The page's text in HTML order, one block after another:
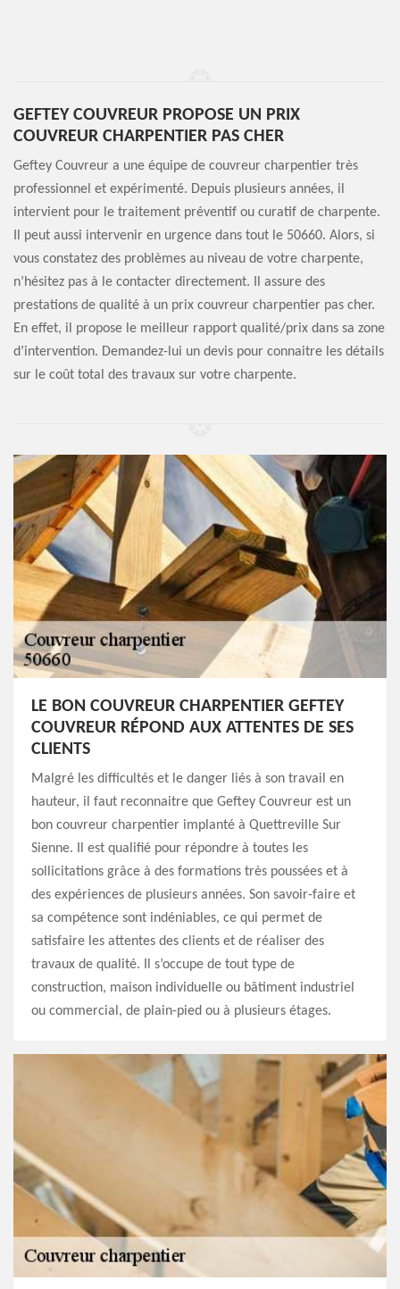
GEFTEY COUVREUR PROPOSE UN PRIX
COUVREUR CHARPENTIER PAS CHER
Geftey Couvreur a une équipe de couvreur charpentier très
professionnel et expérimenté. Depuis plusieurs années, il
intervient pour le traitement préventif ou curatif de charpente.
Il peut aussi intervenir en urgence dans tout le 50660. Alors, si
vous constatez des problèmes au niveau de votre charpente,
n’hésitez pas à le contacter directement. Il assure des
prestations de qualité à un prix couvreur charpentier pas cher.
En effet, il propose le meilleur rapport qualité/prix dans sa zone
d’intervention. Demandez-lui un devis pour connaitre les détails
sur le coût total des travaux sur votre charpente.
LE BON COUVREUR CHARPENTIER GEFTEY
COUVREUR RÉPOND AUX ATTENTES DE SES
CLIENTS
Malgré les difficultés et le danger liés à son travail en
hauteur, il faut reconnaitre que Geftey Couvreur est un
bon couvreur charpentier implanté à Quettreville Sur
Sienne. Il est qualifié pour répondre à toutes les
sollicitations grâce à des formations très poussées et à
des expériences de plusieurs années. Son savoir-faire et
sa compétence sont indéniables, ce qui permet de
satisfaire les attentes des clients et de réaliser des
travaux de qualité. Il s’occupe de tout type de
construction, maison individuelle ou bâtiment industriel
ou commercial, de plain-pied ou à plusieurs étages.